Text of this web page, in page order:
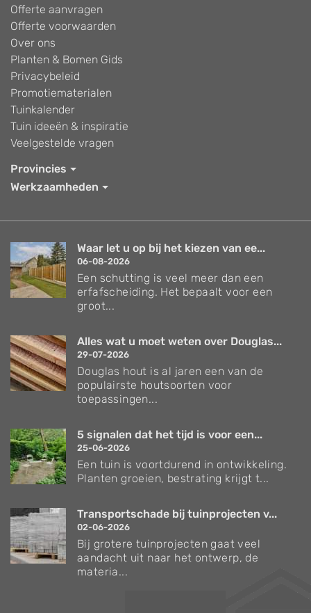
Offerte aanvragen
Offerte voorwaarden
Over ons
Planten & Bomen Gids
Privacybeleid
Promotiematerialen
Tuinkalender
Tuin ideeën & inspiratie
Veelgestelde vragen
Provincies
Werkzaamheden
Waar let u op bij het kiezen van ee...
06-08-2026
Een schutting is veel meer dan een
erfafscheiding. Het bepaalt voor een
groot...
Alles wat u moet weten over Douglas...
29-07-2026
Douglas hout is al jaren een van de
populairste houtsoorten voor
toepassingen...
5 signalen dat het tijd is voor een...
25-06-2026
Een tuin is voortdurend in ontwikkeling.
Planten groeien, bestrating krijgt t...
Transportschade bij tuinprojecten v...
02-06-2026
Bij grotere tuinprojecten gaat veel
aandacht uit naar het ontwerp, de
materia...